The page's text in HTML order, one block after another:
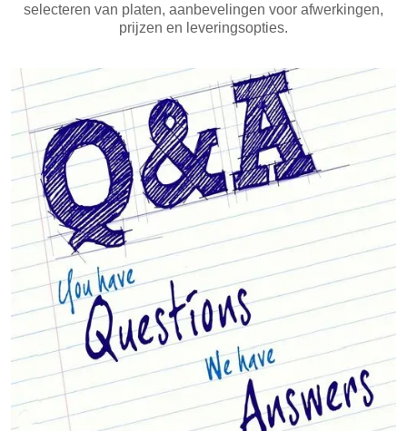
selecteren van platen, aanbevelingen voor afwerkingen,
prijzen en leveringsopties.